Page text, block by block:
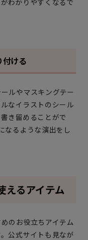
ける
ルやマスキングテー
なイラストのシール
き留めることがで
なるような演出をし
えるアイテム
のお役立ちアイテム
公式サイトも見なが